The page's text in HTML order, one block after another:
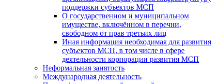
поддержки субъектов МСП
О государственном и муниципальном
имуществе, включённом в перечни,
свободном от прав третьих лиц
Иная информация необходимая для развития
субъектов МСП, в том числе в сфере
деятельности корпорации развития МСП
Неформальная занятость
Международная деятельность